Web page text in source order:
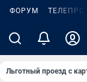
ФОРУМ
Льготный проезд с